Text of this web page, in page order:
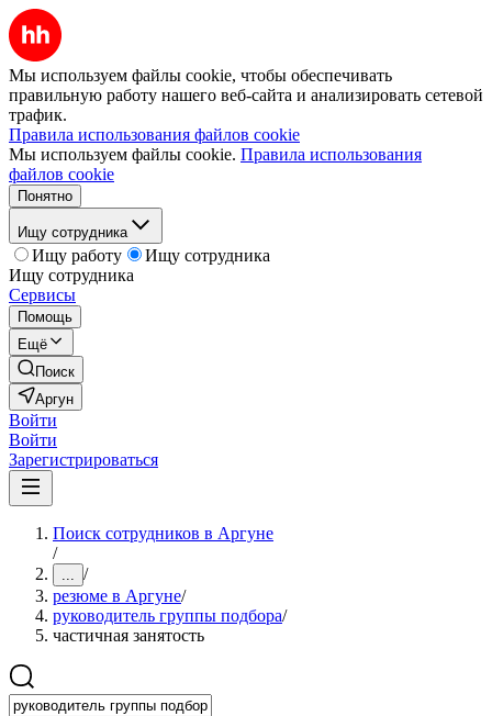
Мы используем файлы cookie, чтобы обеспечивать
правильную работу нашего веб-сайта и анализировать сетевой
трафик.
Правила использования файлов cookie
Мы используем файлы cookie. Правила использования
файлов cookie
Понятно
Ищу сотрудника
Ищу работу
Ищу сотрудника
Ищу сотрудника
Сервисы
Помощь
Ещё
Поиск
Аргун
Войти
Войти
Зарегистрироваться
Поиск сотрудников в Аргуне
/
... /
резюме в Аргуне/
руководитель группы подбора/
частичная занятость